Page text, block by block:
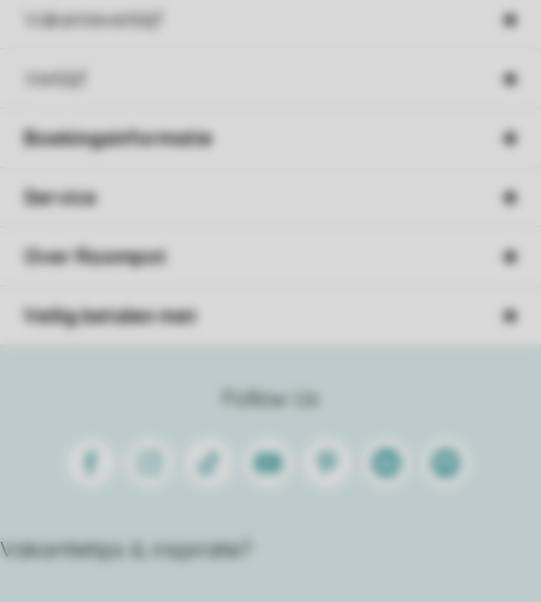
Vakantieverblijf
Verblijf
Follow Us
FacebookInstagram
Tiktok Youtube PinterestLinkedinSpotify
Vakantietips & inspiratie?
Boekingsinformatie
Service
Over Roompot
Veilig betalen met